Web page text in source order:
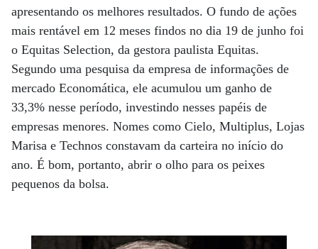
apresentando os melhores resultados. O fundo de ações
mais rentável em 12 meses findos no dia 19 de junho foi
o Equitas Selection, da gestora paulista Equitas.
Segundo uma pesquisa da empresa de informações de
mercado Economática, ele acumulou um ganho de
33,3% nesse período, investindo nesses papéis de
empresas menores. Nomes como Cielo, Multiplus, Lojas
Marisa e Technos constavam da carteira no início do
ano. É bom, portanto, abrir o olho para os peixes
pequenos da bolsa.